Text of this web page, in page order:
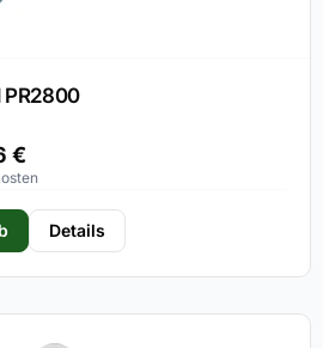
PR2800
€
Details